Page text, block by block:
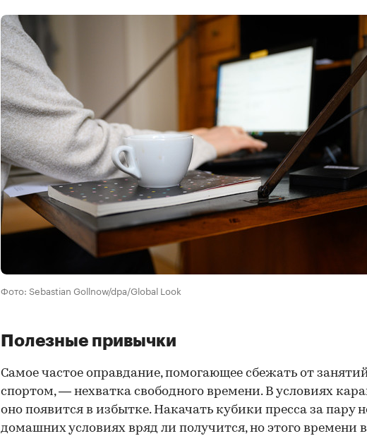
Фото: Sebastian Gollnow/dpa/Global Look
Полезные привычки
Самое частое оправдание, помогающее сбежать от
спортом, — нехватка свободного времени. В условиях
оно появится в избытке. Накачать кубики пресса за пару
домашних условиях вряд ли получится, но этого времени